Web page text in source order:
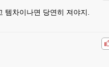
템차이나면 당연히 져야지.